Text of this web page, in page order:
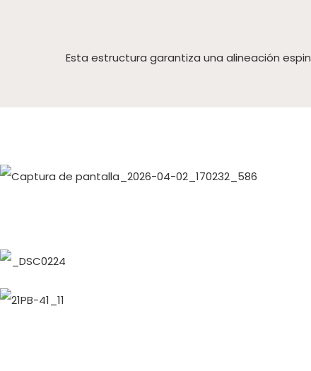
Esta estructura garantiza una alineación